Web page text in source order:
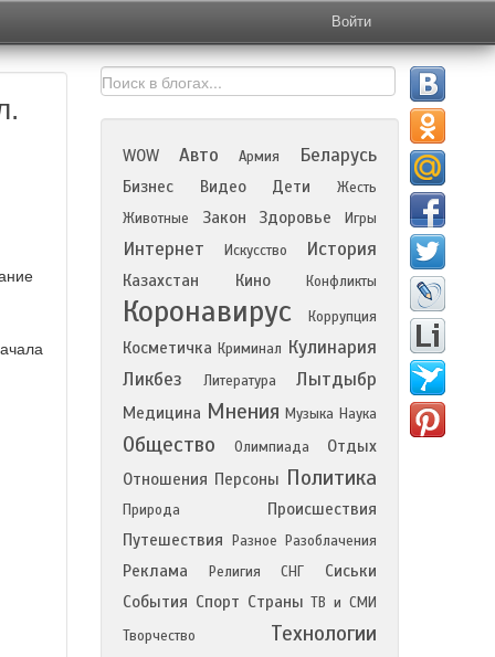
Войти
WOW Авто Армия Беларусь
Бизнес Видео Дети
Жесть
Животные
Закон Здоровье Игры
Интернет Искусство История
Казахстан Кино Конфликты
Коронавирус Коррупция
Косметичка Криминал Кулинария
Ликбез
Литература Лытдыбр
Медицина Мнения Музыка Наука
Общество Олимпиада
Отдых
Отношения Персоны Политика
Природа
Происшествия
Путешествия
Разное Разоблачения
Реклама Религия СНГ
Сиськи
События Спорт Страны ТВ и СМИ
Творчество
Технологии